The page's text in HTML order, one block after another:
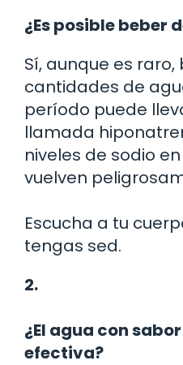
¿Es posible beber
Sí, aunque es
cantidades de
período puede
llamada
niveles de sodio
vuelven
Escucha a tu
tengas sed.
2.
¿El agua con
efectiva?